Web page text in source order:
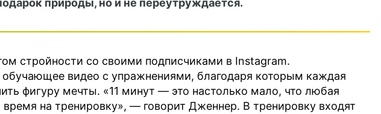
природы, но и не переутруждается.
стройности со своими подписчиками в Instagram.
обучающее видео с упражнениями, благодаря которым каждая
фигуру мечты. «11 минут — это настолько мало, что любая
на тренировку», — говорит Дженнер. В тренировку входят